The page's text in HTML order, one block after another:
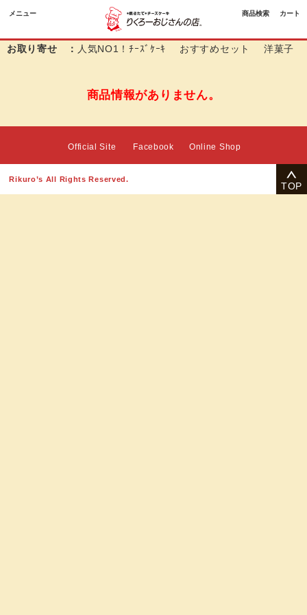
メニュー 商品検索 カート
お取り寄せ ： 人気NO1！ﾁｰｽﾞｹｰｷ おすすめセット 洋菓子
商品情報がありません。
Official Site Facebook Online Shop
Rikuro’s All Rights Reserved.